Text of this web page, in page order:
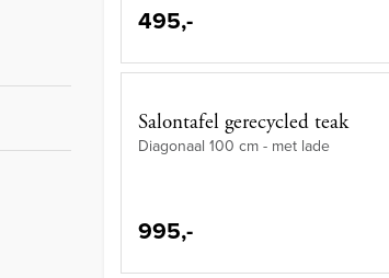
495,-
Salontafel gerecycled teak
Diagonaal 100 cm - met lade
995,-